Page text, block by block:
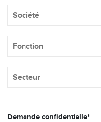
Demande confidentielle*